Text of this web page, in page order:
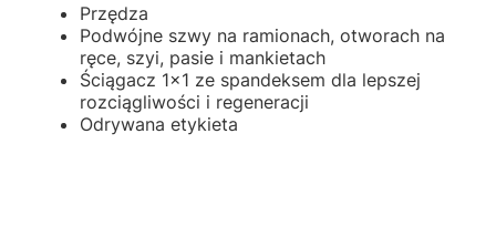
Przędza
Podwójne szwy na ramionach, otworach na
ręce, szyi, pasie i mankietach
Ściągacz 1x1 ze spandeksem dla lepszej
rozciągliwości i regeneracji
Odrywana etykieta